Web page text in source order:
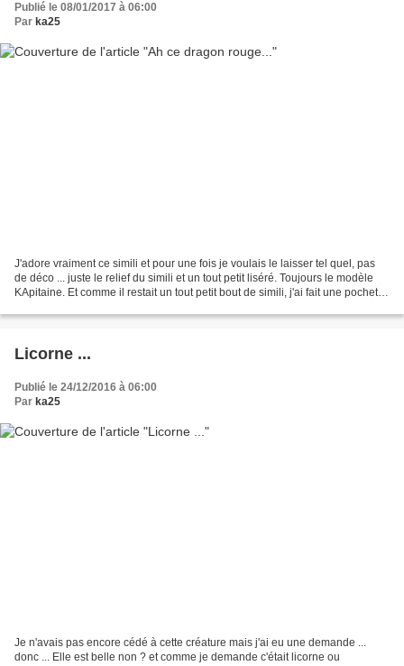
Publié le 08/01/2017 à 06:00
Par ka25
J'adore vraiment ce simili et pour une fois je voulais le laisser tel quel, pas
de déco ... juste le relief du simili et un tout petit liséré. Toujours le modèle
KApitaine. Et comme il restait un tout petit bout de simili, j'ai fait une pochette
Licorne ...
Publié le 24/12/2016 à 06:00
Par ka25
Je n'avais pas encore cédé à cette créature mais j'ai eu une demande ...
donc ... Elle est belle non ? et comme je demande c'était licorne ou